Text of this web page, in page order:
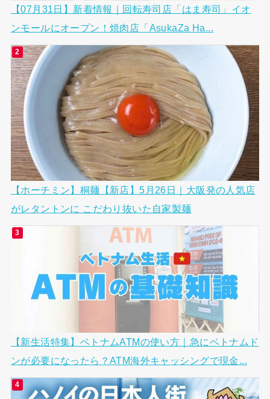
【07月31日】新着情報｜回転寿司店「はま寿司」イオ
ンモールにオープン！焼肉店「AsukaZa Ha...
【ホーチミン】桐麺【新店】5月26日｜大阪発の人気店
がレタントンに こだわり抜いた自家製麺
【新生活特集】ベトナムATMの使い方｜急にベトナムド
ンが必要になったら？ATM海外キャッシングで現金...